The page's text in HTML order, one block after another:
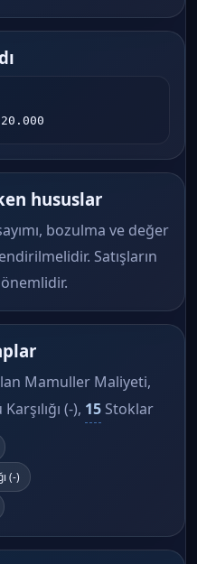
hususlar
bozulma ve değer
Satışların
Mamuller Maliyeti,
(-), 15 Stoklar
(-)